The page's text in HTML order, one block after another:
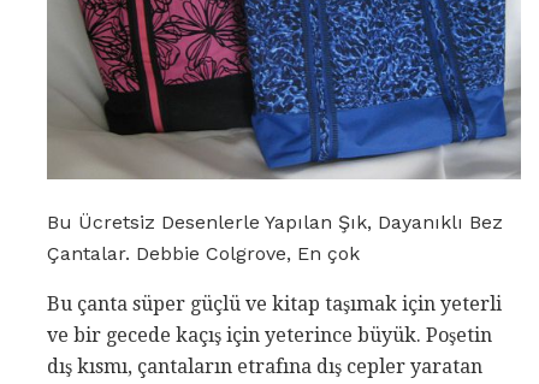
Bu Ücretsiz Desenlerle Yapılan Şık, Dayanıklı Bez
Çantalar. Debbie Colgrove, En çok
Bu çanta süper güçlü ve kitap taşımak için yeterli
ve bir gecede kaçış için yeterince büyük. Poşetin
dış kısmı, çantaların etrafına dış cepler yaratan